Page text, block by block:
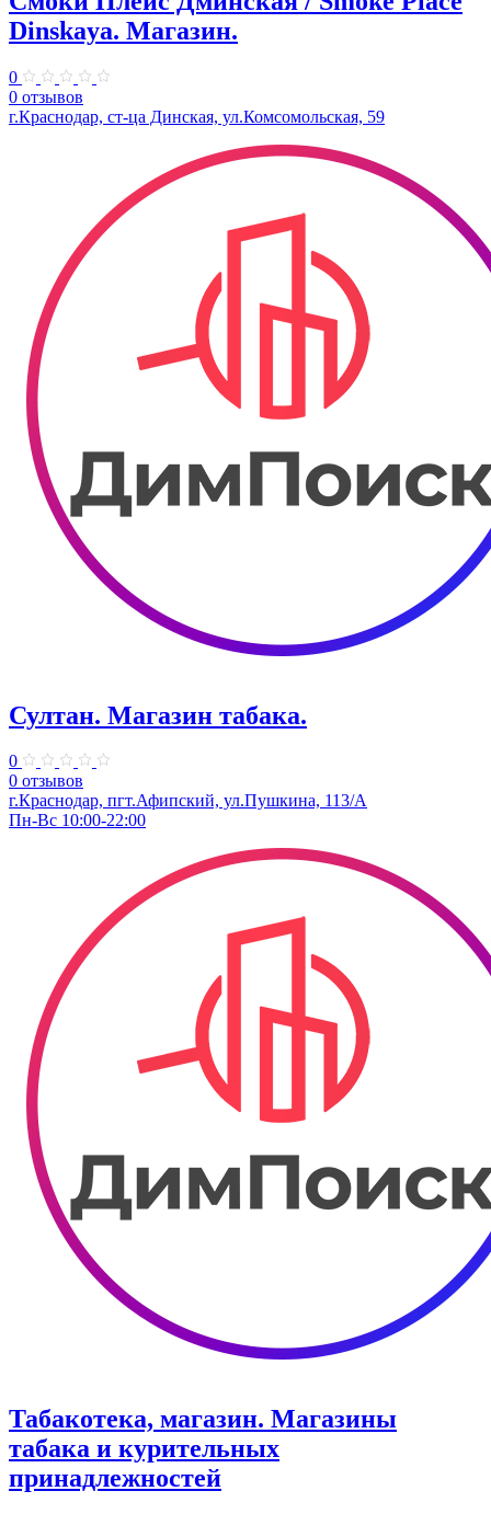
Dinskaya. Магазин.
0
0 отзывов
г.Краснодар, ст-ца Динская, ул.Комсомольская, 59
Султан. Магазин табака.
0
0 отзывов
г.Краснодар, пгт.Афипский, ул.Пушкина, 113/А
Пн-Вс 10:00-22:00
Табакотека, магазин. Магазины
табака и курительных
принадлежностей